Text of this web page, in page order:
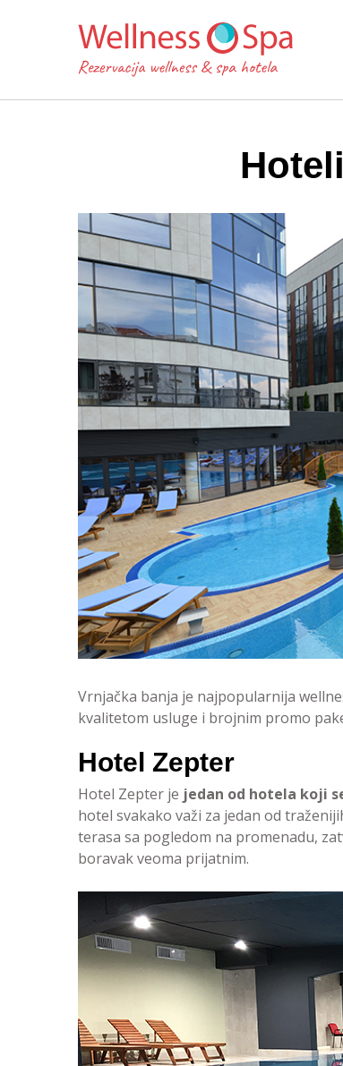
Vrnjačka banja je najpopularnija
kvalitetom usluge i brojnim promo
Hotel Zepter
Hotel Zepter je jedan od hotela koji
hotel svakako važi za jedan od
terasa sa pogledom na promenadu,
boravak veoma prijatnim.